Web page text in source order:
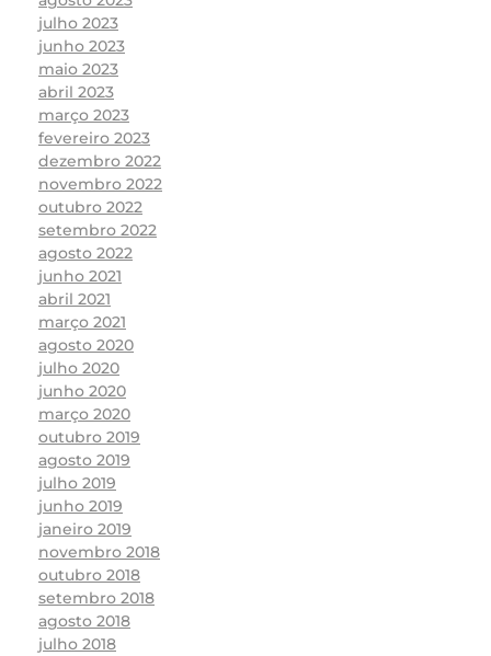
julho 2023
junho 2023
maio 2023
abril 2023
março 2023
fevereiro 2023
dezembro 2022
novembro 2022
outubro 2022
setembro 2022
agosto 2022
junho 2021
abril 2021
março 2021
agosto 2020
julho 2020
junho 2020
março 2020
outubro 2019
agosto 2019
julho 2019
junho 2019
janeiro 2019
novembro 2018
outubro 2018
setembro 2018
agosto 2018
julho 2018